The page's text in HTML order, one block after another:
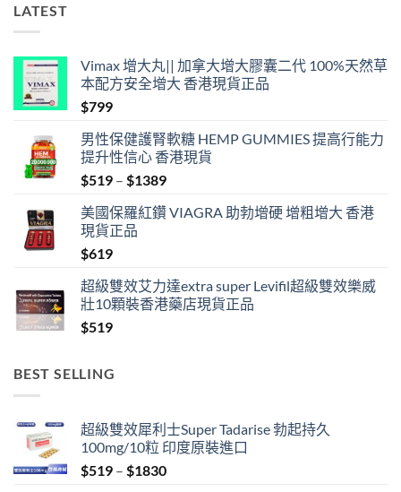
LATEST
Vimax 增大丸|| 加拿大增大膠囊二代 100%天然草
本配方安全增大 香港現貨正品
$799
男性保健護腎軟糖 HEMP GUMMIES 提高行能力
提升性信心 香港現貨
$519 – $1389Price
$519
美國保羅紅鑽 VIAGRA 助勃增硬 增粗增大 香港
現貨正品
$619
超級雙效艾力達extra super Levifil超級雙效樂威
壯10顆裝香港藥店現貨正品
$519
BEST SELLING
超級雙效犀利士Super Tadarise 勃起持久
100mg/10粒 印度原裝進口
$519 – $1830Price